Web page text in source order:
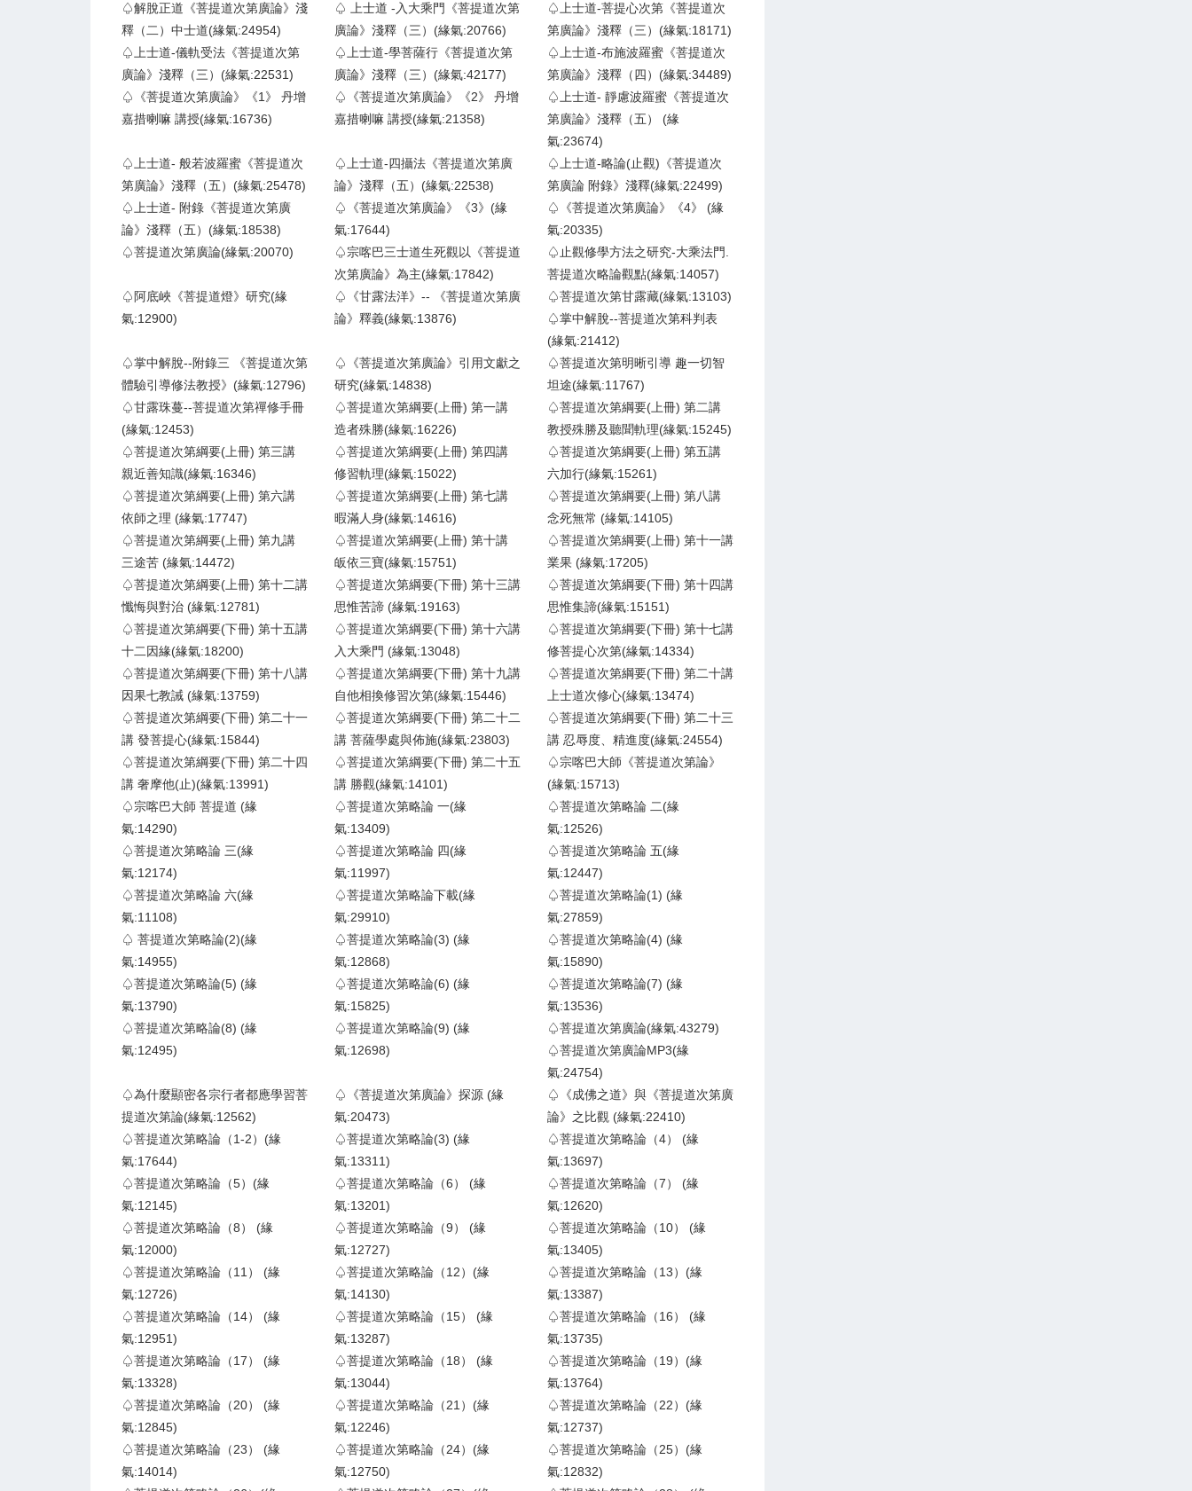
♤解脫正道《菩提道次第廣論》淺
釋（二）中士道(緣氣:24954)
♤ 上士道 -入大乘門《菩提道次第
廣論》淺釋（三）(緣氣:20766)
♤上士道-菩提心次第《菩提道次
第廣論》淺釋（三）(緣氣:18171)
♤上士道-儀軌受法《菩提道次第
廣論》淺釋（三）(緣氣:22531)
♤上士道-學菩薩行《菩提道次第
廣論》淺釋（三）(緣氣:42177)
♤上士道-布施波羅蜜《菩提道次
第廣論》淺釋（四）(緣氣:34489)
♤《菩提道次第廣論》《1》 丹增
嘉措喇嘛 講授(緣氣:16736)
♤《菩提道次第廣論》《2》 丹增
嘉措喇嘛 講授(緣氣:21358)
♤上士道- 靜慮波羅蜜《菩提道次
第廣論》淺釋（五） (緣
氣:23674)
♤上士道- 般若波羅蜜《菩提道次
第廣論》淺釋（五）(緣氣:25478)
♤上士道-四攝法《菩提道次第廣
論》淺釋（五）(緣氣:22538)
♤上士道-略論(止觀)《菩提道次
第廣論 附錄》淺釋(緣氣:22499)
♤上士道- 附錄《菩提道次第廣
論》淺釋（五）(緣氣:18538)
♤《菩提道次第廣論》《3》(緣
氣:17644)
♤《菩提道次第廣論》《4》 (緣
氣:20335)
♤菩提道次第廣論(緣氣:20070)
♤宗喀巴三士道生死觀以《菩提道
次第廣論》為主(緣氣:17842)
♤止觀修學方法之研究-大乘法門.
菩提道次略論觀點(緣氣:14057)
♤阿底峽《菩提道燈》研究(緣
氣:12900)
♤《甘露法洋》-- 《菩提道次第廣
論》釋義(緣氣:13876)
♤菩提道次第甘露藏(緣氣:13103)
♤掌中解脫--菩提道次第科判表
(緣氣:21412)
♤掌中解脫--附錄三 《菩提道次第
體驗引導修法教授》(緣氣:12796)
♤《菩提道次第廣論》引用文獻之
研究(緣氣:14838)
♤菩提道次第明晰引導 趣一切智
坦途(緣氣:11767)
♤甘露珠蔓--菩提道次第禪修手冊
(緣氣:12453)
♤菩提道次第綱要(上冊) 第一講
造者殊勝(緣氣:16226)
♤菩提道次第綱要(上冊) 第二講
教授殊勝及聽聞軌理(緣氣:15245)
♤菩提道次第綱要(上冊) 第三講
親近善知識(緣氣:16346)
♤菩提道次第綱要(上冊) 第四講
修習軌理(緣氣:15022)
♤菩提道次第綱要(上冊) 第五講
六加行(緣氣:15261)
♤菩提道次第綱要(上冊) 第六講
依師之理 (緣氣:17747)
♤菩提道次第綱要(上冊) 第七講
暇滿人身(緣氣:14616)
♤菩提道次第綱要(上冊) 第八講
念死無常 (緣氣:14105)
♤菩提道次第綱要(上冊) 第九講
三途苦 (緣氣:14472)
♤菩提道次第綱要(上冊) 第十講
皈依三寶(緣氣:15751)
♤菩提道次第綱要(上冊) 第十一講
業果 (緣氣:17205)
♤菩提道次第綱要(上冊) 第十二講
懺悔與對治 (緣氣:12781)
♤菩提道次第綱要(下冊) 第十三講
思惟苦諦 (緣氣:19163)
♤菩提道次第綱要(下冊) 第十四講
思惟集諦(緣氣:15151)
♤菩提道次第綱要(下冊) 第十五講
十二因緣(緣氣:18200)
♤菩提道次第綱要(下冊) 第十六講
入大乘門 (緣氣:13048)
♤菩提道次第綱要(下冊) 第十七講
修菩提心次第(緣氣:14334)
♤菩提道次第綱要(下冊) 第十八講
因果七教誡 (緣氣:13759)
♤菩提道次第綱要(下冊) 第十九講
自他相換修習次第(緣氣:15446)
♤菩提道次第綱要(下冊) 第二十講
上士道次修心(緣氣:13474)
♤菩提道次第綱要(下冊) 第二十一
講 發菩提心(緣氣:15844)
♤菩提道次第綱要(下冊) 第二十二
講 菩薩學處與佈施(緣氣:23803)
♤菩提道次第綱要(下冊) 第二十三
講 忍辱度、精進度(緣氣:24554)
♤菩提道次第綱要(下冊) 第二十四
講 奢摩他(止)(緣氣:13991)
♤菩提道次第綱要(下冊) 第二十五
講 勝觀(緣氣:14101)
♤宗喀巴大師《菩提道次第論》
(緣氣:15713)
♤宗喀巴大師 菩提道 (緣
氣:14290)
♤菩提道次第略論 一(緣
氣:13409)
♤菩提道次第略論 二(緣
氣:12526)
♤菩提道次第略論 三(緣
氣:12174)
♤菩提道次第略論 四(緣
氣:11997)
♤菩提道次第略論 五(緣
氣:12447)
♤菩提道次第略論 六(緣
氣:11108)
♤菩提道次第略論下載(緣
氣:29910)
♤菩提道次第略論(1) (緣
氣:27859)
♤ 菩提道次第略論(2)(緣
氣:14955)
♤菩提道次第略論(3) (緣
氣:12868)
♤菩提道次第略論(4) (緣
氣:15890)
♤菩提道次第略論(5) (緣
氣:13790)
♤菩提道次第略論(6) (緣
氣:15825)
♤菩提道次第略論(7) (緣
氣:13536)
♤菩提道次第略論(8) (緣
氣:12495)
♤菩提道次第略論(9) (緣
氣:12698)
♤菩提道次第廣論(緣氣:43279)
♤菩提道次第廣論MP3(緣
氣:24754)
♤為什麼顯密各宗行者都應學習菩
提道次第論(緣氣:12562)
♤《菩提道次第廣論》探源 (緣
氣:20473)
♤《成佛之道》與《菩提道次第廣
論》之比觀 (緣氣:22410)
♤菩提道次第略論（1-2）(緣
氣:17644)
♤菩提道次第略論(3) (緣
氣:13311)
♤菩提道次第略論（4） (緣
氣:13697)
♤菩提道次第略論（5）(緣
氣:12145)
♤菩提道次第略論（6） (緣
氣:13201)
♤菩提道次第略論（7） (緣
氣:12620)
♤菩提道次第略論（8） (緣
氣:12000)
♤菩提道次第略論（9） (緣
氣:12727)
♤菩提道次第略論（10） (緣
氣:13405)
♤菩提道次第略論（11） (緣
氣:12726)
♤菩提道次第略論（12）(緣
氣:14130)
♤菩提道次第略論（13）(緣
氣:13387)
♤菩提道次第略論（14） (緣
氣:12951)
♤菩提道次第略論（15） (緣
氣:13287)
♤菩提道次第略論（16） (緣
氣:13735)
♤菩提道次第略論（17） (緣
氣:13328)
♤菩提道次第略論（18） (緣
氣:13044)
♤菩提道次第略論（19）(緣
氣:13764)
♤菩提道次第略論（20） (緣
氣:12845)
♤菩提道次第略論（21）(緣
氣:12246)
♤菩提道次第略論（22）(緣
氣:12737)
♤菩提道次第略論（23） (緣
氣:14014)
♤菩提道次第略論（24）(緣
氣:12750)
♤菩提道次第略論（25）(緣
氣:12832)